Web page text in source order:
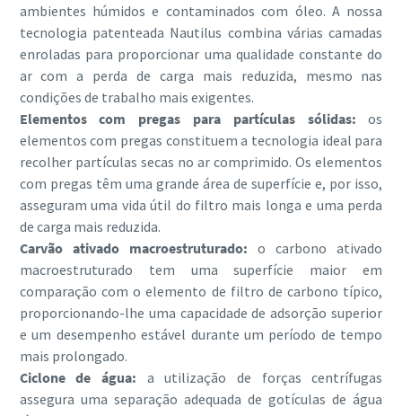
ambientes húmidos e contaminados com óleo. A nossa
tecnologia patenteada Nautilus combina várias camadas
enroladas para proporcionar uma qualidade constante do
ar com a perda de carga mais reduzida, mesmo nas
condições de trabalho mais exigentes.
Elementos com pregas para partículas sólidas: os
elementos com pregas constituem a tecnologia ideal para
recolher partículas secas no ar comprimido. Os elementos
com pregas têm uma grande área de superfície e, por isso,
asseguram uma vida útil do filtro mais longa e uma perda
de carga mais reduzida.
Carvão ativado macroestruturado: o carbono ativado
macroestruturado tem uma superfície maior em
comparação com o elemento de filtro de carbono típico,
proporcionando-lhe uma capacidade de adsorção superior
e um desempenho estável durante um período de tempo
mais prolongado.
Ciclone de água: a utilização de forças centrífugas
assegura uma separação adequada de gotículas de água